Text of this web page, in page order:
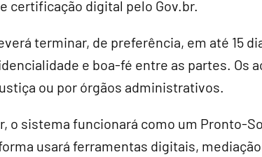
certificação digital pelo Gov.br.
terminar, de preferência, em até 15
e boa-fé entre as partes. Os
ou por órgãos administrativos.
o sistema funcionará como um Pronto-
usará ferramentas digitais,